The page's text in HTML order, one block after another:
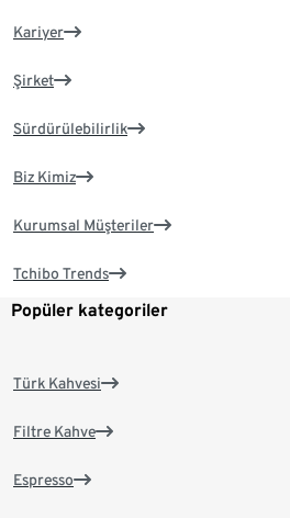
Kariyer
Şirket
Sürdürülebilirlik
Biz Kimiz
Kurumsal Müşteriler
Tchibo Trends
Popüler kategoriler
Türk Kahvesi
Filtre Kahve
Espresso